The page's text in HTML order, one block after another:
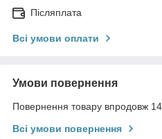
Післяплата
Всі умови оплати
Умови повернення
Повернення товару впродовж
Всі умови повернення